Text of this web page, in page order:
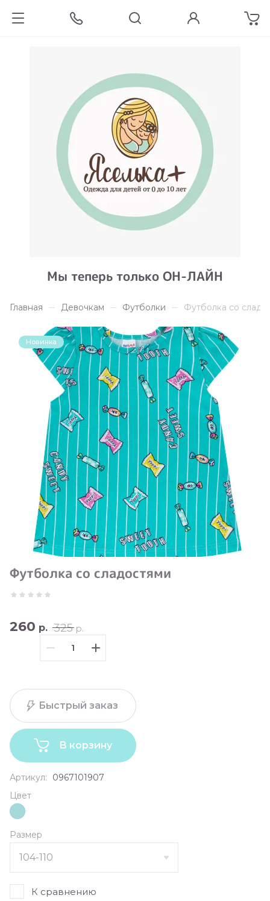
Мы теперь только ОН-ЛАЙН
Главная Девочкам Футболки Футболка со
Новинка
Футболка со сладостями
325 р.
260 р.
В корзину
Быстрый заказ
Артикул:
0967101907
Цвет
Размер
К сравнению